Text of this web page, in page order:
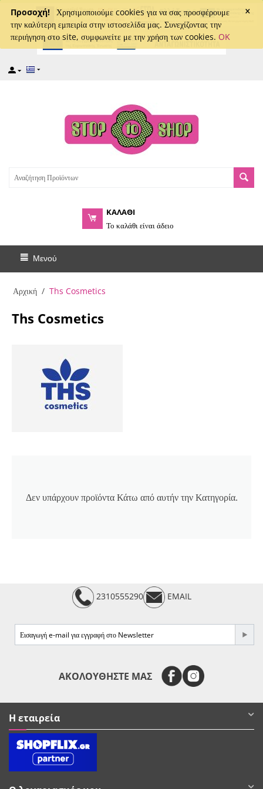
×
Προσοχή! Χρησιμοποιούμε cookies για να σας προσφέρουμε
την καλύτερη εμπειρία στην ιστοσελίδα μας. Συνεχίζοντας την
περιήγηση στο site, συμφωνείτε με την χρήση των cookies. OK
captcha
ΚΑΛΑΘΙ
Το καλάθι είναι άδειο
Μενού
Αρχική / Ths Cosmetics
Ths Cosmetics
Δεν υπάρχουν προϊόντα Κάτω από αυτήν την Κατηγορία.
2310555290 EMAIL
ΑΚΟΛΟΥΘΗΣΤΕ ΜΑΣ
Η εταιρεία